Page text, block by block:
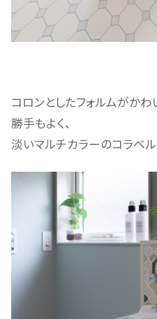
コロンとしたフォルムがか
勝手もよく、
淡いマルチカラーのコラベ